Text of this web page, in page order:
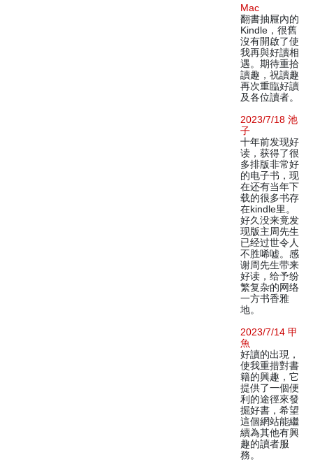
Mac
翻書抽屜內的
Kindle，很舊
沒有開啟了使
我再與好讀相
遇。期待重拾
讀趣，祝讀趣
再次重臨好讀
及各位讀者。
2023/7/18 池
子
十年前发现好
读，获得了很
多排版非常好
的电子书，现
在还有当年下
载的很多书存
在kindle里。
好久没来竟发
现版主周先生
已经过世令人
不胜唏嘘。感
谢周先生带来
好读，给予纷
繁复杂的网络
一方书香雅
地。
2023/7/14 甲
魚
好讀的出現，
使我重措對書
籍的興趣，它
提供了一個便
利的途徑來發
掘好書，希望
這個網站能繼
續為其他有興
趣的讀者服
務。